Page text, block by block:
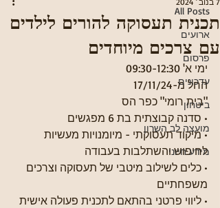
All Posts
ארועים
פרסום
עדכונים
ביטחון
מועצה לב השרון
מידע חיוני
תכנית תעסוקה להורים לילדים
עם צרכים מיוחדים
ימי א' 09:30-12:30
החל מ-17/11/24
"בית רומי" כפר הס
• סדנה קבוצתית בת 6 מפגשים
• מיקוד תעסוקתי - מיומנויות מעשיות
לחיפוש והשתלבות בעבודה
• כלים לשילוב מיטבי של תעסוקה וצרכים
משפחתיים
• ליווי פרטני בהתאם לתכנית פעולה אישית